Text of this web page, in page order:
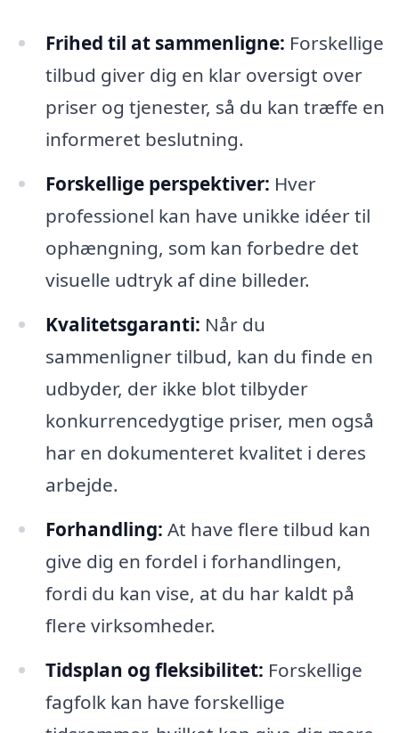
Frihed til at sammenligne: Forskellige
tilbud giver dig en klar oversigt over
priser og tjenester, så du kan træffe en
informeret beslutning.
Forskellige perspektiver: Hver
professionel kan have unikke idéer til
ophængning, som kan forbedre det
visuelle udtryk af dine billeder.
Kvalitetsgaranti: Når du
sammenligner tilbud, kan du finde en
udbyder, der ikke blot tilbyder
konkurrencedygtige priser, men også
har en dokumenteret kvalitet i deres
arbejde.
Forhandling: At have flere tilbud kan
give dig en fordel i forhandlingen,
fordi du kan vise, at du har kaldt på
flere virksomheder.
Tidsplan og fleksibilitet: Forskellige
fagfolk kan have forskellige